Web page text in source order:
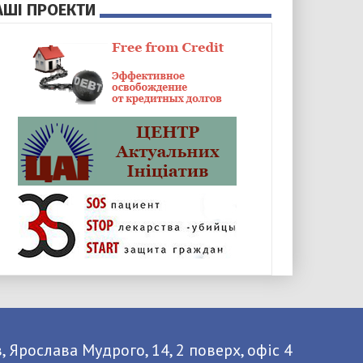
ПРОЕКТИ
Ярослава Мудрого, 14, 2 поверх, офіс 4